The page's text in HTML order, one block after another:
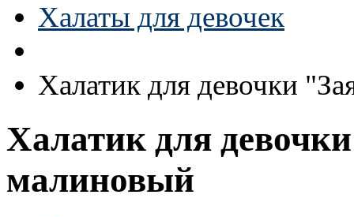
Халаты для девочек
Халатик для девочки
Халатик для
малиновый